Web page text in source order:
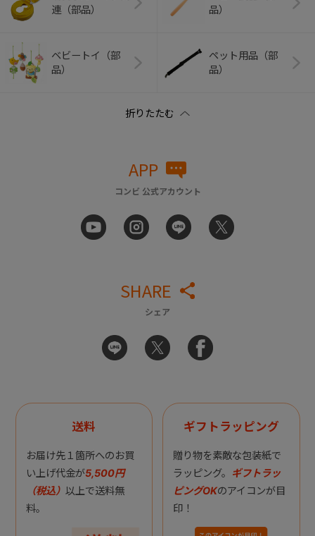
連（部品）
品）
ベビートイ（部
品）
ペット用品（部
品）
APP
コンビ 公式アカウント
SHARE
シェア
送料
お届け先１箇所へのお買
い上げ代金が5,500円
（税込） 以上で送料無
料。
ギフトラッピング
贈り物を素敵な包装紙で
ラッピング。 ギフトラッ
ピングOKのアイコンが目
印！